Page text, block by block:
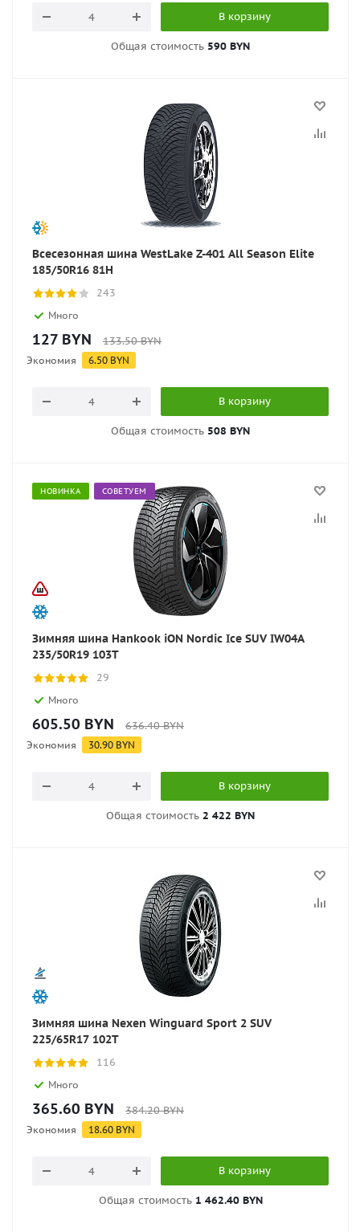
В корзину
Общая стоимость 590 BYN
Всесезонная шина WestLake Z-401 All Season Elite
185/50R16 81H
243
Много
127 BYN 133.50BYN
Экономия 6.50 BYN
В корзину
Общая стоимость 508 BYN
НОВИНКА СОВЕТУЕМ
Зимняя шина Hankook iON Nordic Ice SUV IW04A
235/50R19 103T
29
Много
605.50 BYN 636.40BYN
Экономия 30.90 BYN
В корзину
Общая стоимость 2 422 BYN
Зимняя шина Nexen Winguard Sport 2 SUV
225/65R17 102T
116
Много
365.60 BYN 384.20BYN
Экономия 18.60 BYN
В корзину
Общая стоимость 1 462.40 BYN